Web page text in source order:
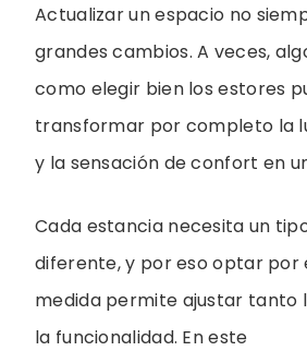
Actualizar un espacio no
grandes cambios. A veces,
como elegir bien los estores
transformar por completo la
y la sensación de confort en
Cada estancia necesita un
diferente, y por eso optar por
medida permite ajustar tanto
la funcionalidad. En este